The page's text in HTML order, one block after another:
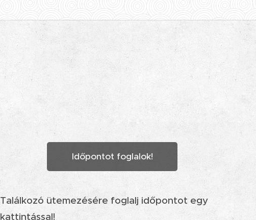
Időpontot foglalok!
Találkozó ütemezésére foglalj időpontot egy
kattintással!